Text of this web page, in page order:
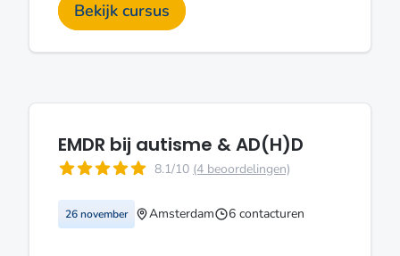
Bekijk cursus
EMDR bij autisme & AD(H)D
8.1/10 (4 beoordelingen)
26 november Amsterdam 6 contacturen